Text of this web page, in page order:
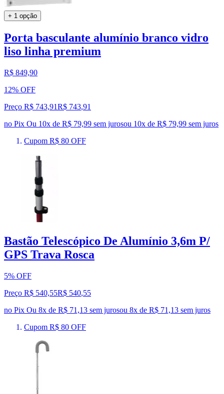
+ 1 opção
Porta basculante alumínio branco vidro
liso linha premium
R$ 849,90
12% OFF
Preço R$ 743,91R$ 743,91
no Pix Ou 10x de R$ 79,99 sem jurosou 10x de R$ 79,99 sem juros
Cupom R$ 80 OFF
Bastão Telescópico De Alumínio 3,6m P/
GPS Trava Rosca
5% OFF
Preço R$ 540,55R$ 540,55
no Pix Ou 8x de R$ 71,13 sem jurosou 8x de R$ 71,13 sem juros
Cupom R$ 80 OFF